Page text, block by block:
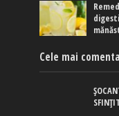
Cele mai